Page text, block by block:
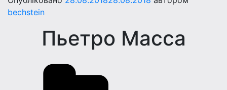
bechstein
Пьетро Масса